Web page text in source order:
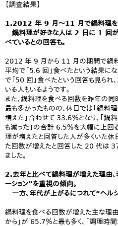
【調査結果】
1.2012 年 9 月～11 月で鍋料理を食
鍋料理が好きな人は 2 日に 1 回
べているとの回答も。
2012 年 9 月から 11 月の期間で鍋料
平均で「5.6 回」食べたという結果に
で「50 回」食べたという回答も見ら
いる人もいるようです。
また、鍋料理を食べる回数を昨年の同
最も多かったものの、休日では「鍋料
増えた」合わせて 33.6％となり、「鍋
も減った」の合計 6.5％を大幅に上回
理が増えたと回答した人が多くいた休
た回数が増えたと回答した 20 代は
ました。
2.去年と比べて鍋料理が増えた理由
ーション”を重視の傾向。
一方、年代が上がるにつれて“ヘル
鍋料理を食べる回数が増えた主な理由
から」が 65.7％と最も多く、「調理時